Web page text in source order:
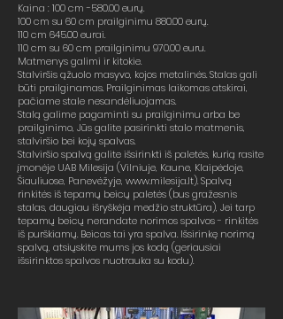
Kaina : 100 cm -580.00 eurų.
100 cm su 60 cm prailginimu 880.00 eurų.
110 cm 645.00 eurai.
110 cm su 60 cm prailginimu 970.00 euru.
Matmenys galimi ir kitokie.
Stalviršis ąžuolo masyvo, kojos metalinės. Stalas gali
būti prailginamas. Prailginimas laikomas atskirai,
pačiame stale nesandėliuojamas.
Stalą galime pagaminti su prailginimu arba be
prailginimo, Jūs galite pasirinkti stalo matmenis,
stalviršio bei kojų spalvas.
Stalviršio spalvą galite išsirinkti iš paletės, kurią rasite
įmonėje UAB Milesija (Vilniuje, Kaune, Klaipėdoje,
Šiauliuose, Panevėžyje, www.milesija.lt). Spalvą
rinkitės iš tepamų beicų paletės (bus gražesnis
stalas, daugiau išryškėja medžio struktūra), Jei tarp
tepamų beicų nerandate norimos spalvos - rinkitės
iš purškiamų. Beicas tai yra spalva. Išsirinkę norimą
spalvą, atsiųskite mums jos kodą (geriausiai
išsirinktos spalvos nuotrauka su kodu).